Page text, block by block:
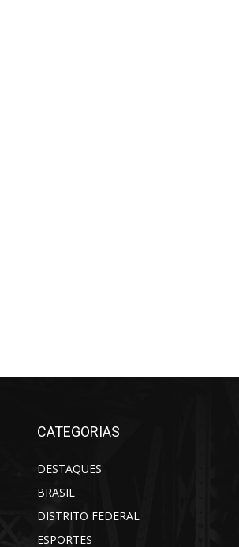
CATEGORIAS
DESTAQUES
BRASIL
DISTRITO FEDERAL
ESPORTES